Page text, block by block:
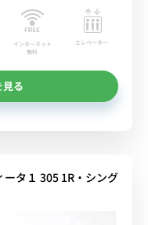
インターネット
無料
エレベーター
見る
タ１ 305 1R・シング